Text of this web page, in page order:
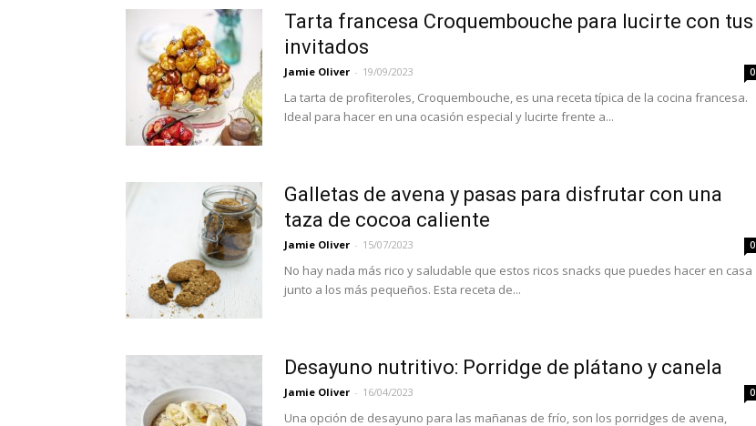
Tarta francesa Croquembouche para lucirte con tus
invitados
Jamie Oliver - 19/09/2023 0
La tarta de profiteroles, Croquembouche, es una receta típica de la cocina francesa.
Ideal para hacer en una ocasión especial y lucirte frente a...
Galletas de avena y pasas para disfrutar con una
taza de cocoa caliente
Jamie Oliver - 15/07/2023 0
No hay nada más rico y saludable que estos ricos snacks que puedes hacer en casa
junto a los más pequeños. Esta receta de...
Desayuno nutritivo: Porridge de plátano y canela
Jamie Oliver - 16/04/2023 0
Una opción de desayuno para las mañanas de frío, son los porridges de avena,